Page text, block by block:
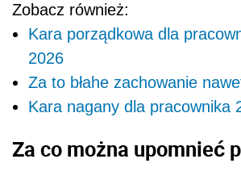
Zobacz również:
Kara porządkowa dla
2026
Za to błahe zachowanie
Kara nagany dla pracownika
Za co można upomnieć